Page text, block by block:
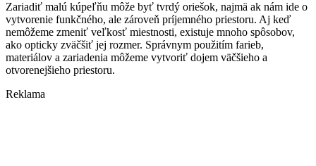
Zariadiť malú kúpeľňu môže byť tvrdý oriešok, najmä ak nám ide o
vytvorenie funkčného, ale zároveň príjemného priestoru. Aj keď
nemôžeme zmeniť veľkosť miestnosti, existuje mnoho spôsobov,
ako opticky zväčšiť jej rozmer. Správnym použitím farieb,
materiálov a zariadenia môžeme vytvoriť dojem väčšieho a
otvorenejšieho priestoru.
Reklama